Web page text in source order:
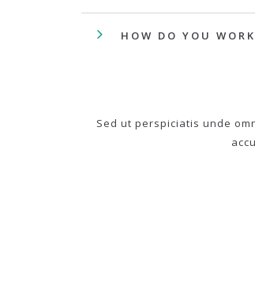
HOW DO YOU
Sed ut perspiciatis unde